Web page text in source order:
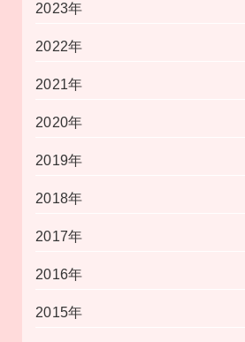
2023年
2022年
2021年
2020年
2019年
2018年
2017年
2016年
2015年